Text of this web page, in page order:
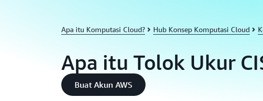
Apa itu Komputasi Cloud? Hub Konsep Komputasi Cloud
Apa itu Tolok Ukur
Buat Akun AWS